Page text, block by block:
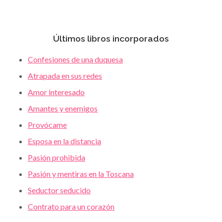
Últimos libros incorporados
Confesiones de una duquesa
Atrapada en sus redes
Amor interesado
Amantes y enemigos
Provócame
Esposa en la distancia
Pasión prohibida
Pasión y mentiras en la Toscana
Seductor seducido
Contrato para un corazón